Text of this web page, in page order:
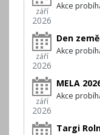
září
2026
Akce
září
2026
Den
Akce
září
2026
MELA
Akce
Targi